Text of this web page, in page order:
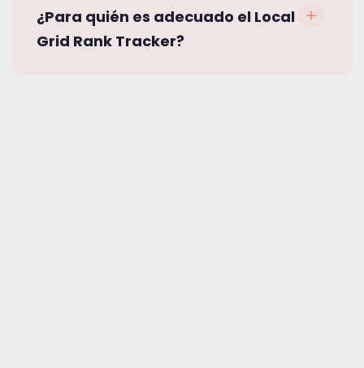
¿Para quién es adecuado el Local
Grid Rank Tracker?